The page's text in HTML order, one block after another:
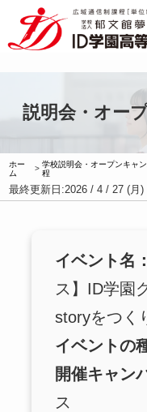
説明会・オー
ホー
ム
> 学校説明会・オープンキャ
程
最終更新日:2026 / 4 / 27 (月)
イベント名：
ス】ID学園
storyをつく
イベントの
開催キャン
ス